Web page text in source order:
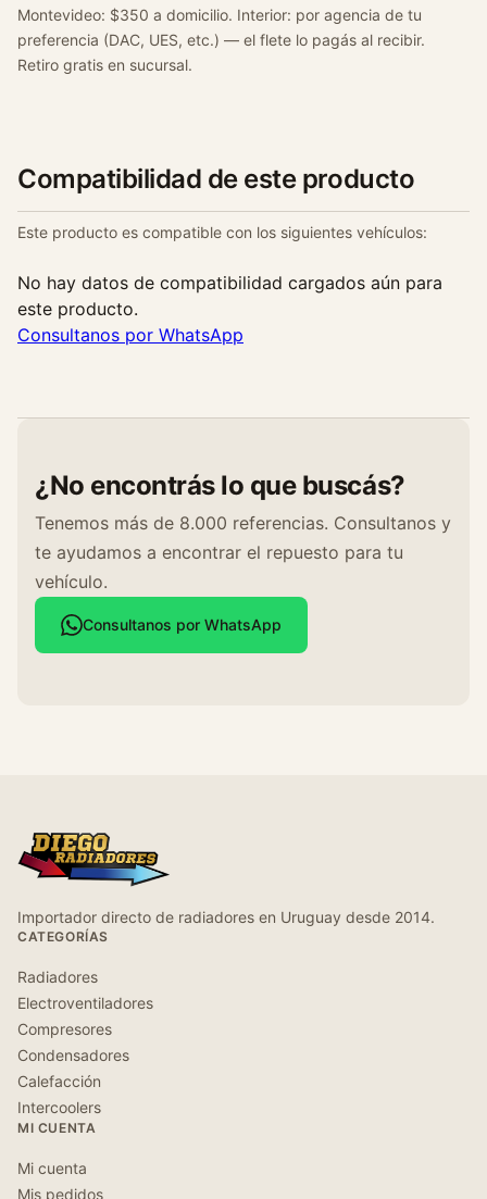
Montevideo: $350 a domicilio. Interior: por agencia de tu
preferencia (DAC, UES, etc.) — el flete lo pagás al recibir.
Retiro gratis en sucursal.
Compatibilidad de este producto
Este producto es compatible con los siguientes vehículos:
No hay datos de compatibilidad cargados aún para
este producto.
Consultanos por WhatsApp
¿No encontrás lo que buscás?
Tenemos más de 8.000 referencias. Consultanos y
te ayudamos a encontrar el repuesto para tu
vehículo.
Consultanos por WhatsApp
Importador directo de radiadores en Uruguay desde 2014.
CATEGORÍAS
Radiadores
Electroventiladores
Compresores
Condensadores
Calefacción
Intercoolers
MI CUENTA
Mi cuenta
Mis pedidos